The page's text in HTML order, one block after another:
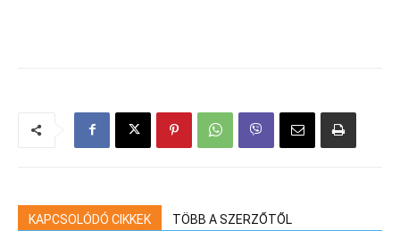
KAPCSOLÓDÓ CIKKEK TÖBB A SZERZŐTŐL